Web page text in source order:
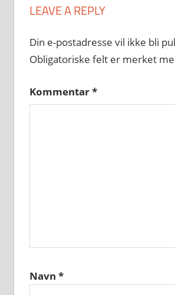
LEAVE A REPLY
Din e-postadresse vil ikke bli
Obligatoriske felt er merket
Kommentar*
Navn *